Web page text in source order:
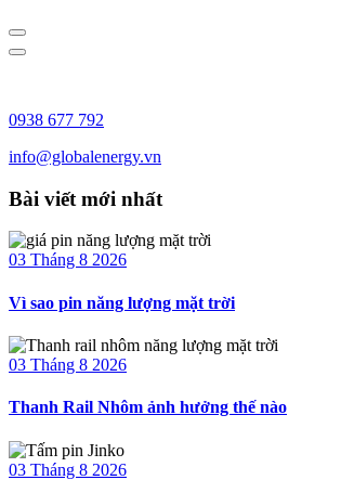
0938 677 792
info@globalenergy.vn
Bài viết mới nhất
03 Tháng 8 2026
Vì sao pin năng lượng mặt trời
03 Tháng 8 2026
Thanh Rail Nhôm ảnh hưởng thế nào
03 Tháng 8 2026